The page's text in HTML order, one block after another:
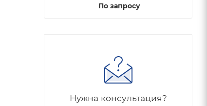
По запросу
Нужна консультация?